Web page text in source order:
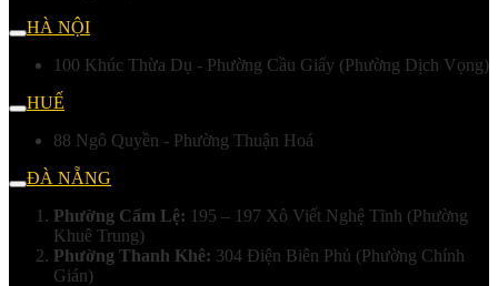
HÀ NỘI
100 Khúc Thừa Dụ - Phường Cầu Giấy (Phường Dịch Vọng)
HUẾ
88 Ngô Quyền - Phường Thuận Hoá
ĐÀ NẴNG
Phường Cẩm Lệ: 195 – 197 Xô Viết Nghệ Tĩnh (Phường
Khuê Trung)
Phường Thanh Khê: 304 Điện Biên Phủ (Phường Chính
Gián)